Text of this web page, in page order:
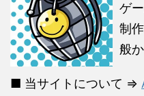
ゲ
制
般
■ 当サイトについて ⇒